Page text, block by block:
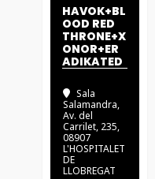
HAVOK+BL
OOD RED
THRONE+X
ONOR+ER
ADIKATED
Sala
Salamandra,
Av. del
Carrilet, 235,
08907
L'HOSPITALET
DE
LLOBREGAT